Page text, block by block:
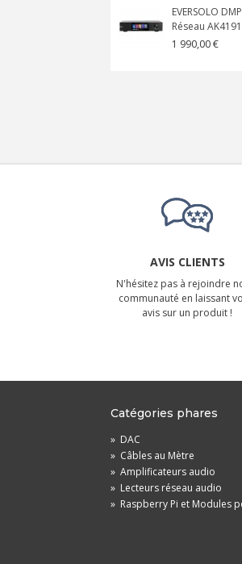
EVERSOLO
Réseau
1 990,00 €
AVIS CLIENTS
N'hésitez pas à rejoindre
communauté en laissant
avis sur un produit !
Catégories phares
» DAC
» Câbles au Mètre
» Amplificateurs audio
» Lecteurs réseau audio
» Raspberry Pi et Modules